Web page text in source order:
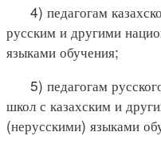
4) педагогам
русским и другими
языками обучения;
5) педагогам
школ с казахским и
(нерусскими) языками